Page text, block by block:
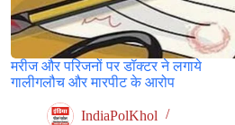
मरीज और परिजनों पर डॉक्टर ने लगाये
गालीगलौच और मारपीट के आरोप
IndiaPolKhol